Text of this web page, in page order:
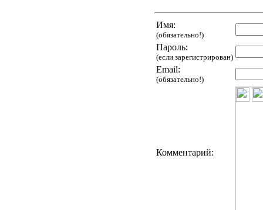
Имя:
(обязательно!)
Пароль:
(если зарегистрирован)
Email:
(обязательно!)
Комментарий: